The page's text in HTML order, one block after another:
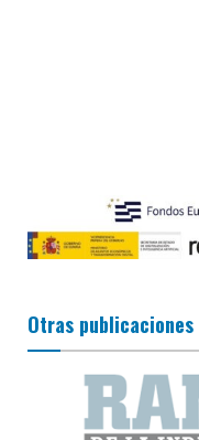
Otras publicaciones